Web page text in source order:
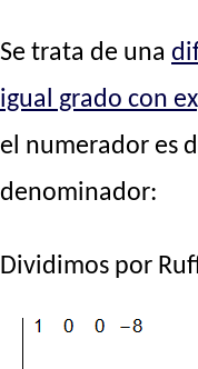
Se trata de una
igual grado con
el numerador es
denominador:
Dividimos por